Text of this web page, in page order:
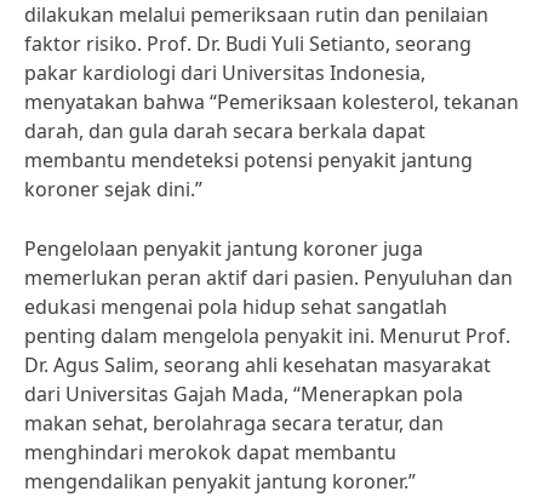
dilakukan melalui pemeriksaan rutin dan penilaian
faktor risiko. Prof. Dr. Budi Yuli Setianto, seorang
pakar kardiologi dari Universitas Indonesia,
menyatakan bahwa “Pemeriksaan kolesterol, tekanan
darah, dan gula darah secara berkala dapat
membantu mendeteksi potensi penyakit jantung
koroner sejak dini.”
Pengelolaan penyakit jantung koroner juga
memerlukan peran aktif dari pasien. Penyuluhan dan
edukasi mengenai pola hidup sehat sangatlah
penting dalam mengelola penyakit ini. Menurut Prof.
Dr. Agus Salim, seorang ahli kesehatan masyarakat
dari Universitas Gajah Mada, “Menerapkan pola
makan sehat, berolahraga secara teratur, dan
menghindari merokok dapat membantu
mengendalikan penyakit jantung koroner.”